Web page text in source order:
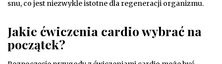
snu, co jest niezwykle istotne dla regeneracji organizmu.
Jakie ćwiczenia cardio wybrać na
początek?